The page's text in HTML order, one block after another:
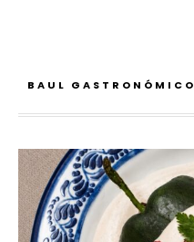
BAUL GASTRONÓMICO